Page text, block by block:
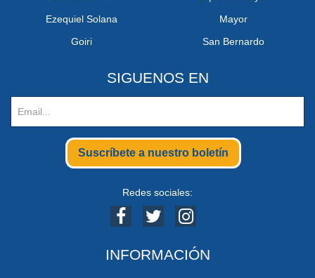
Ezequiel Solana
Goiri
Mayor
San Bernardo
SIGUENOS EN
Suscríbete a nuestro boletín
Redes sociales:
INFORMACIÓN